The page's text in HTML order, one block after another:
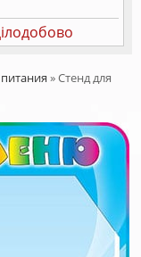
»Стенд для